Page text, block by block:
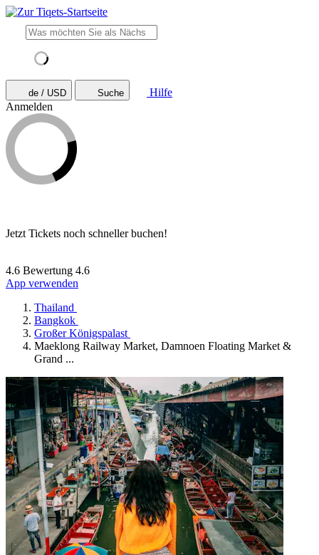
de / USD Suche
Hilfe
Anmelden
Jetzt Tickets noch schneller buchen!
4.6 Bewertung 4.6
App verwenden
Thailand
Bangkok
Großer Königspalast
Maeklong Railway Market, Damnoen Floating Market &
Grand ...